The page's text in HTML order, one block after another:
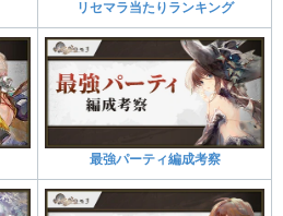
リセマラ当たりランキング
最強パーティ編成考察